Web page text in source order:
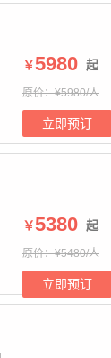
￥5980 起
原价：¥5980/人
立即预订
￥5380 起
原价：¥5480/人
立即预订